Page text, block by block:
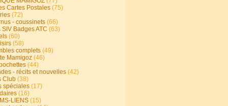
Cartes Postales (75)
(72)
- coussinets (66)
Badges ATC (63)
(60)
(58)
complets (49)
Mamigoz (46)
(44)
- récits et nouvelles (42)
Club (38)
spéciales (17)
(16)
LIENS (15)